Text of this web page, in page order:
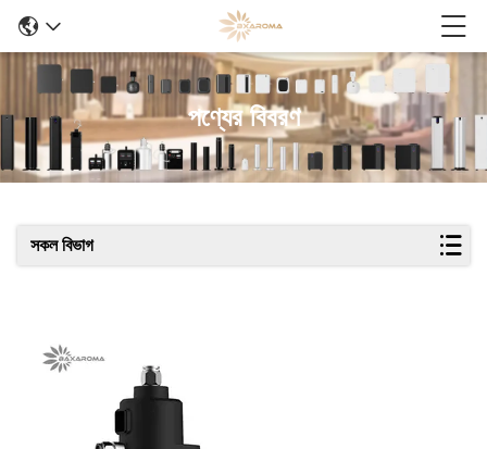
পণ্যের বিবরণ
সকল বিভাগ